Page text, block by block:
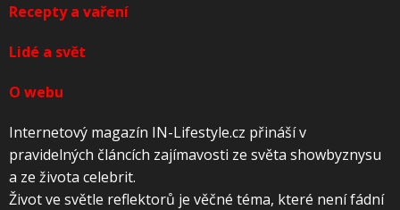
Recepty a vaření
Lidé a svět
O webu
Internetový magazín IN-Lifestyle.cz přináší v
pravidelných článcích zajímavosti ze světa showbyznysu
a ze života celebrit.
Život ve světle reflektorů je věčné téma, které není fádní